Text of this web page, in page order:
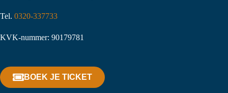
Tel. 0320-337733
KVK-nummer: 90179781
BOEK JE TICKET